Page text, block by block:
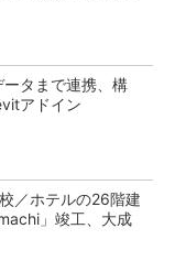
タまで連携、構
アドイン
／ホテルの26階建
」竣工、大成